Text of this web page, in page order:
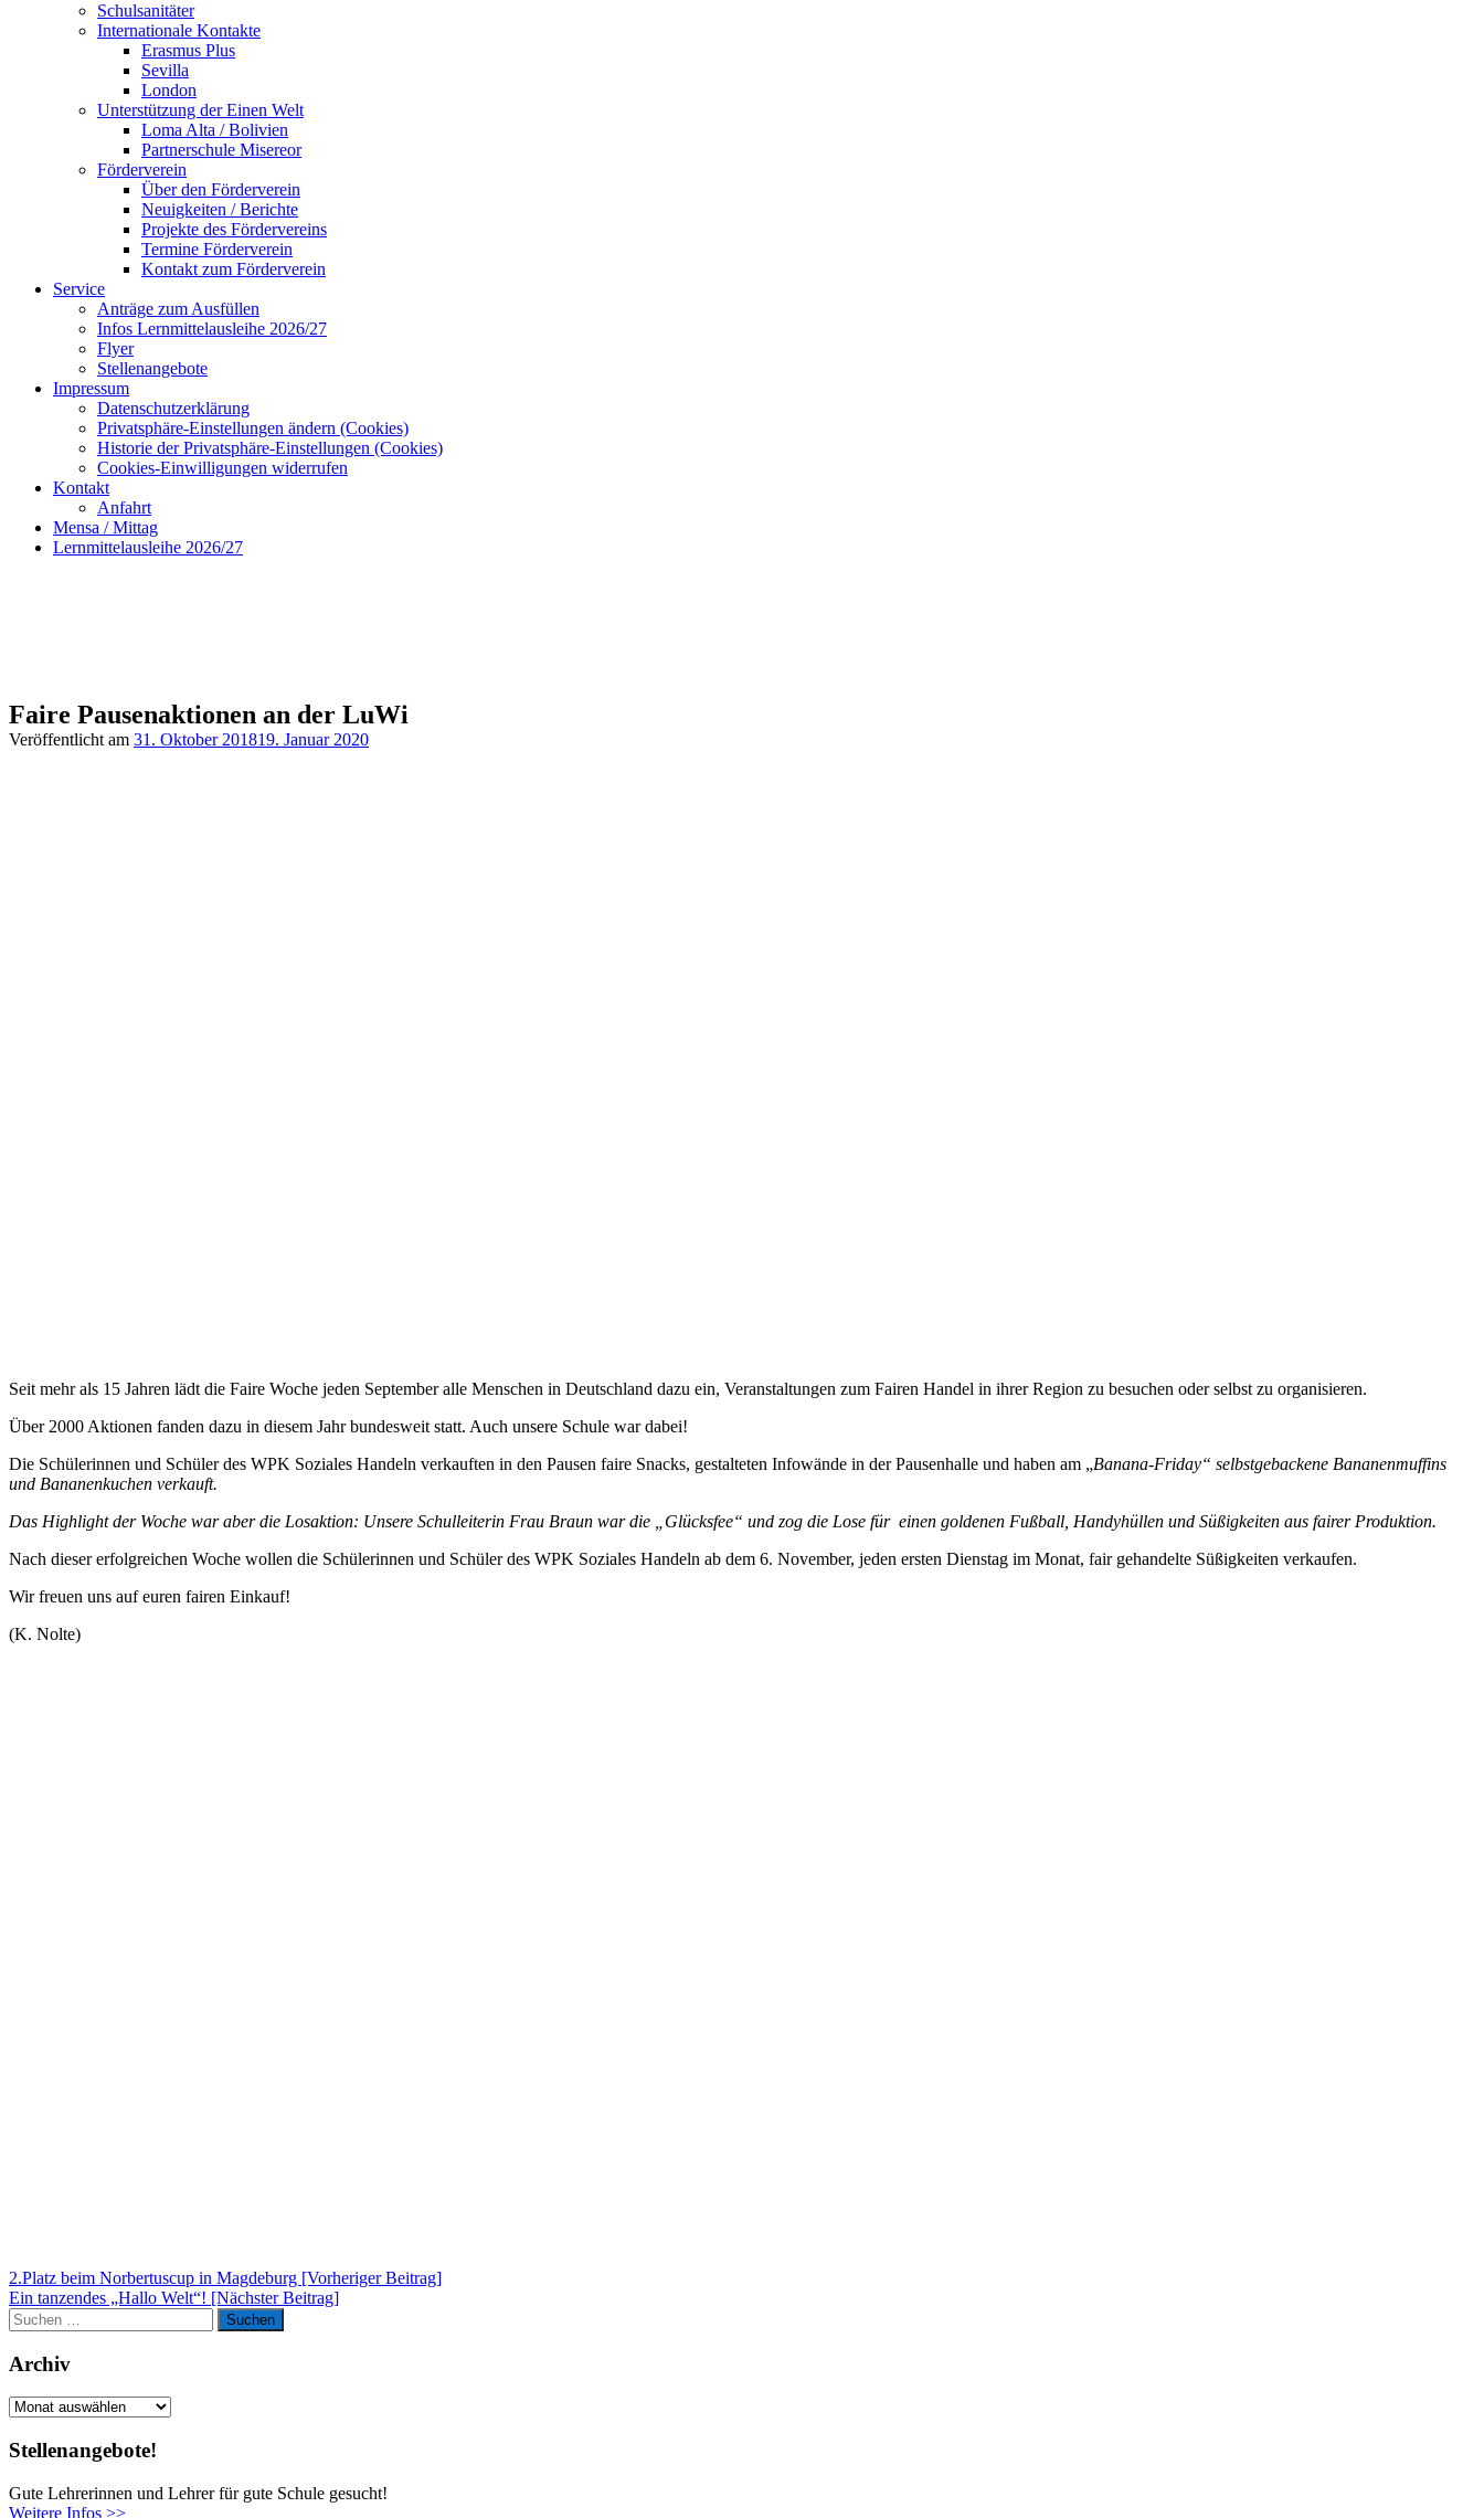
Schulsanitäter
Internationale Kontakte
Erasmus Plus
Sevilla
London
Unterstützung der Einen Welt
Loma Alta / Bolivien
Partnerschule Misereor
Förderverein
Über den Förderverein
Neuigkeiten / Berichte
Projekte des Fördervereins
Termine Förderverein
Kontakt zum Förderverein
Service
Anträge zum Ausfüllen
Infos Lernmittelausleihe 2026/27
Flyer
Stellenangebote
Impressum
Datenschutzerklärung
Privatsphäre-Einstellungen ändern (Cookies)
Historie der Privatsphäre-Einstellungen (Cookies)
Cookies-Einwilligungen widerrufen
Kontakt
Anfahrt
Mensa / Mittag
Lernmittelausleihe 2026/27
Faire Pausenaktionen an der LuWi
Veröffentlicht am 31. Oktober 201819. Januar 2020
Seit mehr als 15 Jahren lädt die Faire Woche jeden September alle Menschen in Deutschland dazu ein, Veranstaltungen zum Fairen Handel in ihrer Region zu besuchen oder selbst zu organisieren.
Über 2000 Aktionen fanden dazu in diesem Jahr bundesweit statt. Auch unsere Schule war dabei!
Die Schülerinnen und Schüler des WPK Soziales Handeln verkauften in den Pausen faire Snacks, gestalteten Infowände in der Pausenhalle und haben am „Banana-Friday“ selbstgebackene Bananenmuffins
und Bananenkuchen verkauft.
Das Highlight der Woche war aber die Losaktion: Unsere Schulleiterin Frau Braun war die „Glücksfee“ und zog die Lose für einen goldenen Fußball, Handyhüllen und Süßigkeiten aus fairer Produktion.
Nach dieser erfolgreichen Woche wollen die Schülerinnen und Schüler des WPK Soziales Handeln ab dem 6. November, jeden ersten Dienstag im Monat, fair gehandelte Süßigkeiten verkaufen.
Wir freuen uns auf euren fairen Einkauf!
(K. Nolte)
Beitragsnavigation
2.Platz beim Norbertuscup in Magdeburg [Vorheriger Beitrag]
Ein tanzendes „Hallo Welt“! [Nächster Beitrag]
Suchen
nach:
Suchen
Archiv
Archiv
Stellenangebote!
Gute Lehrerinnen und Lehrer für gute Schule gesucht!
Weitere Infos >>